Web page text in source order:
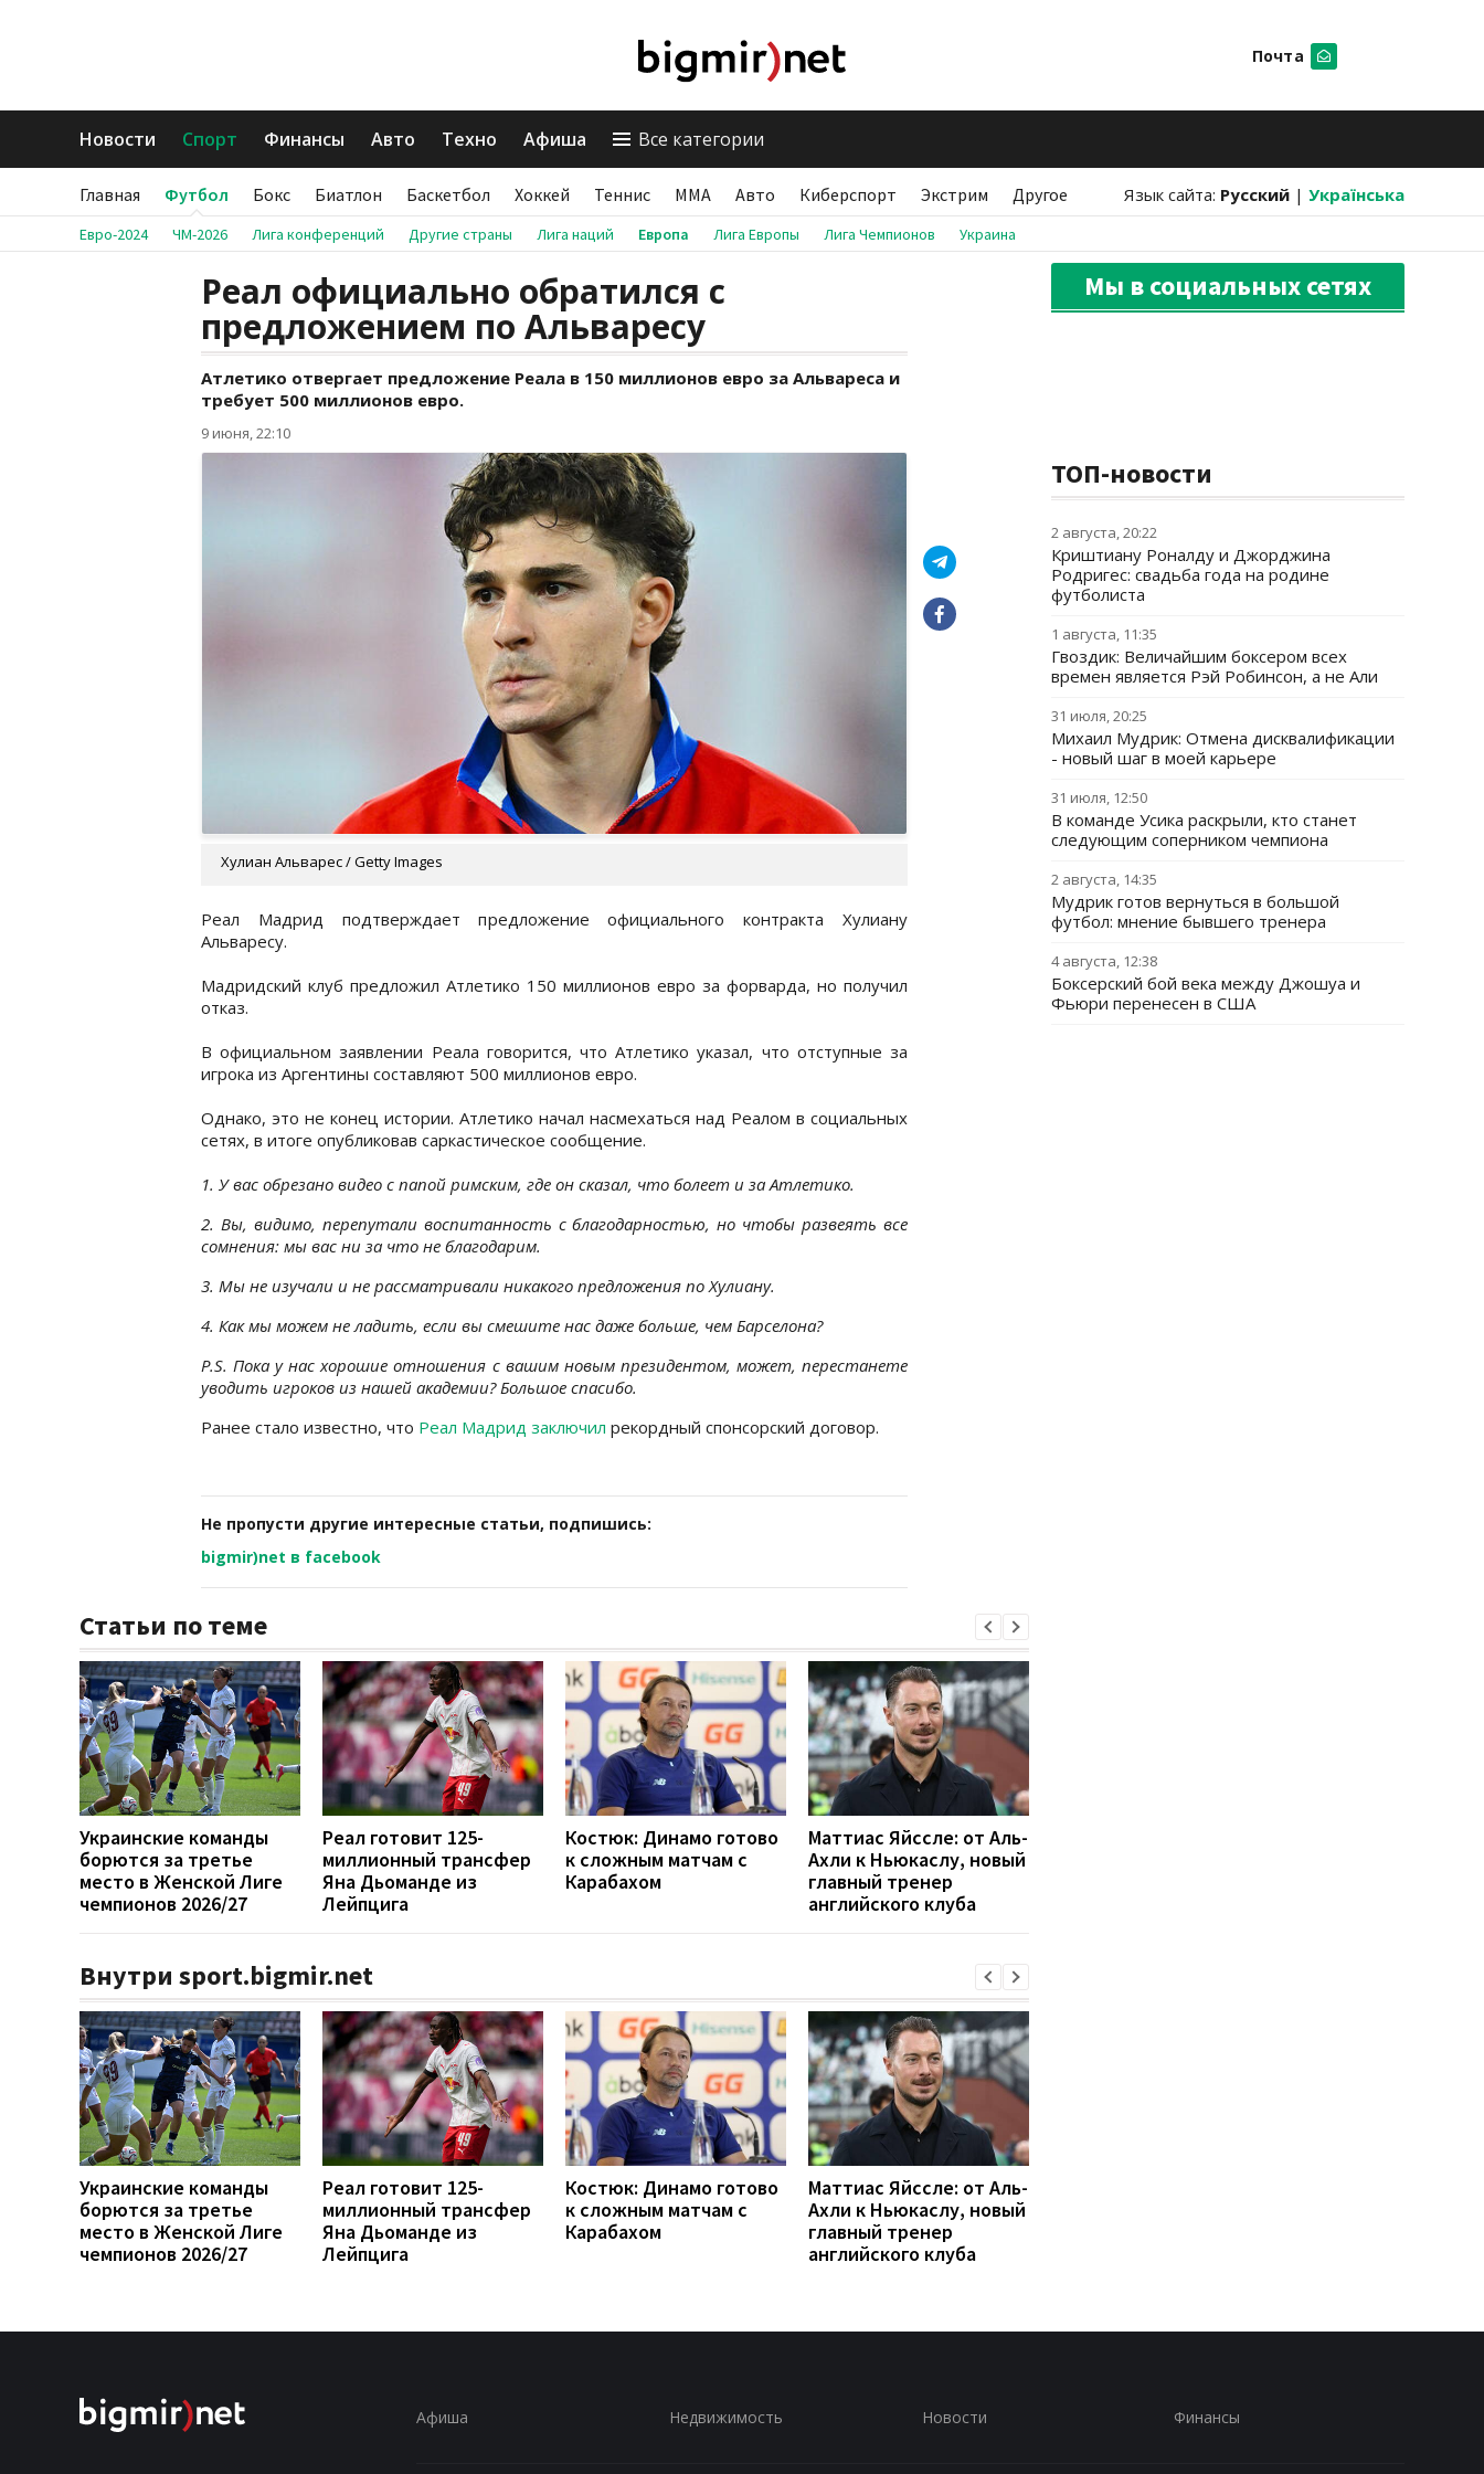
Почта
Новости Спорт Финансы Авто Техно Афиша Все категории
Главная Футбол Бокс Биатлон Баскетбол Хоккей Теннис ММА Авто Киберспорт Экстрим Другое Язык сайта: Русский | Українська
Евро-2024 ЧМ-2026 Лига конференций Другие страны Лига наций Европа Лига Европы Лига Чемпионов Украина
Реал официально обратился с
предложением по Альваресу
Атлетико отвергает предложение Реала в 150 миллионов евро за Альвареса и
требует 500 миллионов евро.
9 июня, 22:10
Хулиан Альварес / Getty Images
Реал Мадрид подтверждает предложение официального контракта Хулиану
Альваресу.
Мадридский клуб предложил Атлетико 150 миллионов евро за форварда, но получил
отказ.
В официальном заявлении Реала говорится, что Атлетико указал, что отступные за
игрока из Аргентины составляют 500 миллионов евро.
Однако, это не конец истории. Атлетико начал насмехаться над Реалом в социальных
сетях, в итоге опубликовав саркастическое сообщение.
1. У вас обрезано видео с папой римским, где он сказал, что болеет и за Атлетико.
2. Вы, видимо, перепутали воспитанность с благодарностью, но чтобы развеять все
сомнения: мы вас ни за что не благодарим.
3. Мы не изучали и не рассматривали никакого предложения по Хулиану.
4. Как мы можем не ладить, если вы смешите нас даже больше, чем Барселона?
P.S. Пока у нас хорошие отношения с вашим новым президентом, может, перестанете
уводить игроков из нашей академии? Большое спасибо.
Ранее стало известно, что Реал Мадрид заключил рекордный спонсорский договор.
Не пропусти другие интересные статьи, подпишись:
bigmir)net в facebook
Статьи по теме
Украинские команды
борются за третье
место в Женской Лиге
чемпионов 2026/27
Реал готовит 125-
миллионный трансфер
Яна Дьоманде из
Лейпцига
Костюк: Динамо готово
к сложным матчам с
Карабахом
Маттиас Яйссле: от Аль-
Ахли к Ньюкаслу, новый
главный тренер
английского клуба
Внутри sport.bigmir.net
Украинские команды
борются за третье
место в Женской Лиге
чемпионов 2026/27
Реал готовит 125-
миллионный трансфер
Яна Дьоманде из
Лейпцига
Костюк: Динамо готово
к сложным матчам с
Карабахом
Маттиас Яйссле: от Аль-
Ахли к Ньюкаслу, новый
главный тренер
английского клуба
Мы в социальных сетях
ТОП-новости
2 августа, 20:22
Криштиану Роналду и Джорджина
Родригес: свадьба года на родине
футболиста
1 августа, 11:35
Гвоздик: Величайшим боксером всех
времен является Рэй Робинсон, а не Али
31 июля, 20:25
Михаил Мудрик: Отмена дисквалификации
- новый шаг в моей карьере
31 июля, 12:50
В команде Усика раскрыли, кто станет
следующим соперником чемпиона
2 августа, 14:35
Мудрик готов вернуться в большой
футбол: мнение бывшего тренера
4 августа, 12:38
Боксерский бой века между Джошуа и
Фьюри перенесен в США
Афиша Недвижимость Новости Финансы